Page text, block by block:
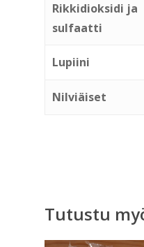
Rikkidioksidi ja
sulfaatti
Lupiini
Nilviäiset
Tutustu